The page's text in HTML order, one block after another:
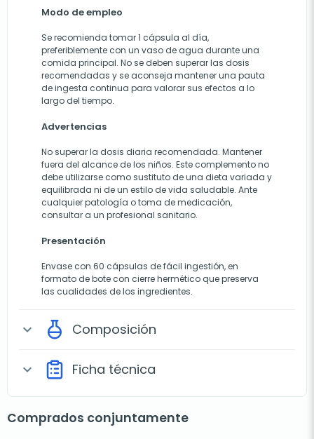
Modo de empleo
Se recomienda tomar 1 cápsula al día,
preferiblemente con un vaso de agua durante una
comida principal. No se deben superar las dosis
recomendadas y se aconseja mantener una pauta
de ingesta continua para valorar sus efectos a lo
largo del tiempo.
Advertencias
No superar la dosis diaria recomendada. Mantener
fuera del alcance de los niños. Este complemento no
debe utilizarse como sustituto de una dieta variada y
equilibrada ni de un estilo de vida saludable. Ante
cualquier patología o toma de medicación,
consultar a un profesional sanitario.
Presentación
Envase con 60 cápsulas de fácil ingestión, en
formato de bote con cierre hermético que preserva
las cualidades de los ingredientes.
expand_more Composición
expand_more Ficha técnica
Comprados conjuntamente